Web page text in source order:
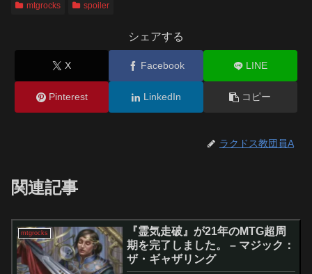
mtgrocks spoiler
シェアする
X Facebook LINE
Pinterest LinkedIn コピー
ラクドス教団員A
関連記事
mtgrocks
『霊気走破』が21年のMTG超周
期を完了しました。 – マジック：
ザ・ギャザリング